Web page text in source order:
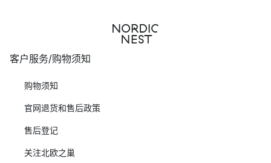
客户服务/购物须知
购物须知
官网退货和售后政策
售后登记
关注北欧之巢